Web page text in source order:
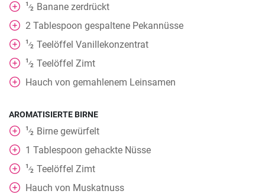
1⁄2
Banane zerdrückt
2 Tablespoon gespaltene Pekannüsse
1⁄2 Teelöffel Vanillekonzentrat
1⁄2 Teelöffel Zimt
Hauch von gemahlenem Leinsamen
AROMATISIERTE BIRNE
1⁄2
Birne gewürfelt
1 Tablespoon gehackte Nüsse
1⁄2 Teelöffel Zimt
Hauch von Muskatnuss